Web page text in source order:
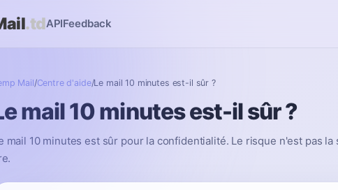
.tdAPIFeedback
Mail/Centre d'aide/Le mail 10 minutes est-il sûr ?
mail 10 minutes est-il sûr ?
mail 10 minutes est sûr pour la confidentialité. Le risque n'est pas